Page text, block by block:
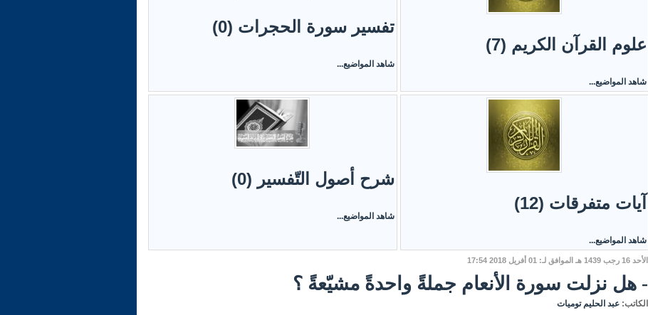
علوم القرآن الكريم (7)
شاهد المواضيع...
تفسير سورة الحجرات (0)
شاهد المواضيع...
آيات متفرقات (12)
شاهد المواضيع...
شرح أصول التّفسير (0)
شاهد المواضيع...
الأحد 16 رجب 1439 هـ الموافق لـ: 01 أفريل 2018 17:54
- هل نزلت سورة الأنعام جملةً واحدةً مشيّعةً ؟
الكاتب: عبد الحليم توميات